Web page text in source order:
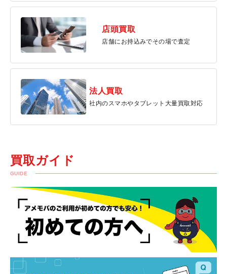
店頭買取
店舗にお持込みでその場で査定
法人買取
社内のスマホやタブレット大量買取対応
買取ガイド
GUIDE